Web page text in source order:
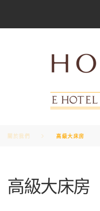
i
關於我們 高級大床房
高級大床房